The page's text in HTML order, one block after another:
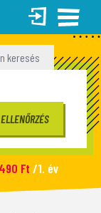
keresés
Ft /1. év
1 090 Ft/1. év